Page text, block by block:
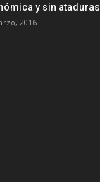
y sin ataduras
2016